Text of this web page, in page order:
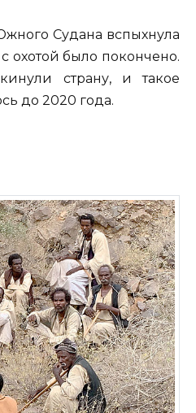
Судана вспыхнула
охотой было покончено.
страну, и такое
до 2020 года.